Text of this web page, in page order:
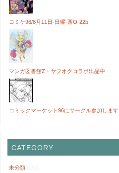
コミケ96/8月11日-日曜-西O-22b
マンガ図書館Z・ヤフオクコラボ出品中
コミックマーケット96にサークル参加します
CATEGORY
未分類